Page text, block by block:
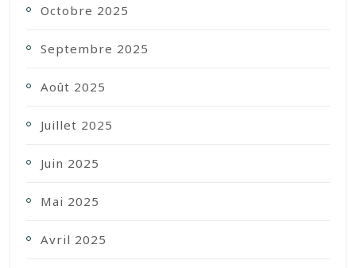
Octobre 2025
Septembre 2025
Août 2025
Juillet 2025
Juin 2025
Mai 2025
Avril 2025